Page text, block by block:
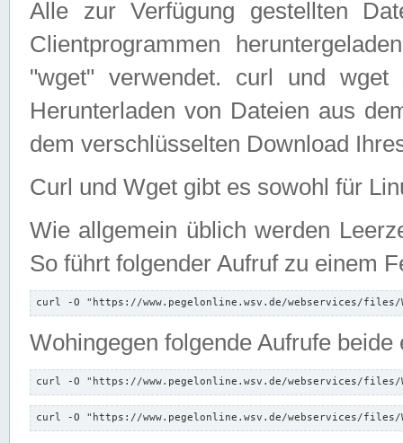
Alle zur Verfügung gestellten
Clientprogrammen
"wget" verwendet. curl und wget
Herunterladen von Dateien aus
dem verschlüsselten Download
Curl und Wget gibt es sowohl für
Wie allgemein üblich werden
So führt folgender Aufruf zu einem
curl -O "https://www.pegelonline.wsv.de/webservices/files/
Wohingegen folgende Aufrufe beide
curl -O "https://www.pegelonline.wsv.de/webservices/files/
curl -O "https://www.pegelonline.wsv.de/webservices/files/